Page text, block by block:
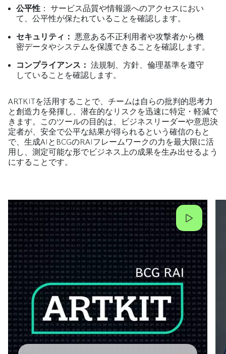
公平性 ： サービス品質や情報源へのアクセスにおい
て、公平性が保たれていることを確認します。
セキュリティ：
悪意ある不正利用者や攻撃者から機
密データやシステムを保護できることを確認します。
コンプライアンス： 法規制、方針、倫理基準を遵守
していることを確認します。
ARTKITを活用することで、チームは自らの批判的思考力
と創造力を発揮し、潜在的なリスクを迅速に特定・軽減で
きます。このツールの目的は、ビジネスリーダーや意思決
定者が、安全で公平な結果が得られるという確信のもと
で、生成AIとBCGのRAIフレームワークの力を最大限に活
用し、測定可能な形でビジネス上の成果を生み出せるよう
にすることです。